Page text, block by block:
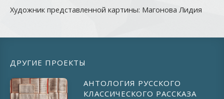
Художник представленной картины: Магонова Лидия
ДРУГИЕ ПРОЕКТЫ
АНТОЛОГИЯ РУССКОГО
КЛАССИЧЕСКОГО РАССКАЗА